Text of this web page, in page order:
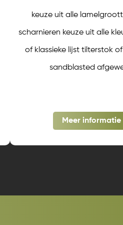
keuze uit alle
scharnieren keuze uit alle
of klassieke lijst tilterstok
sandblasted
Meer informatie